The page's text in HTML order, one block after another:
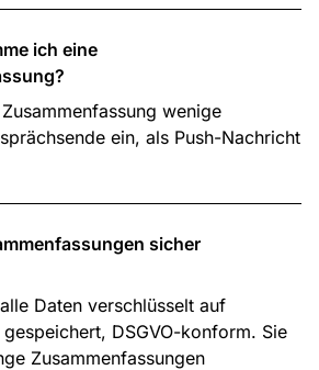
ich eine
wenige
ein, als Push-Nachricht
sicher
Daten verschlüsselt auf
DSGVO-konform. Sie
Zusammenfassungen